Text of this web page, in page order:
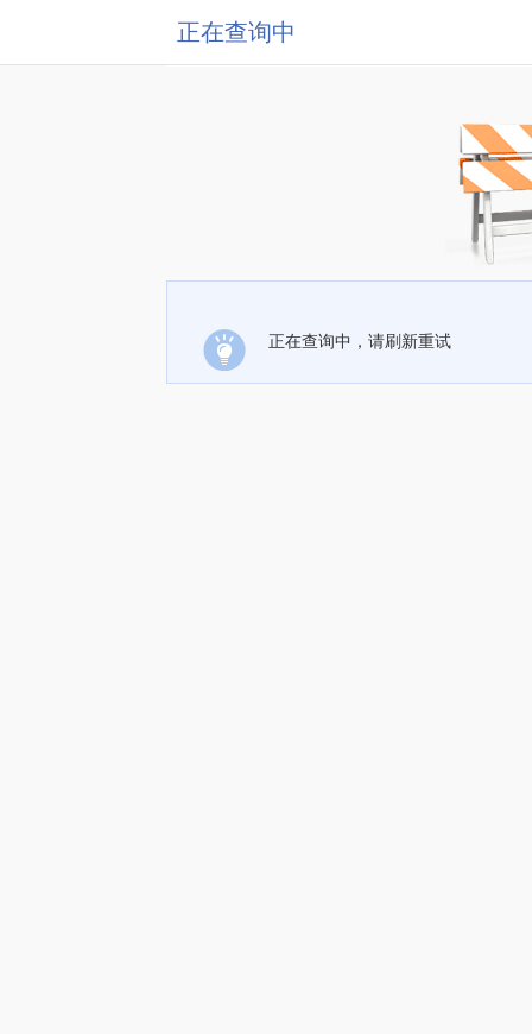
正在查询中
正在查询中，请刷新重试